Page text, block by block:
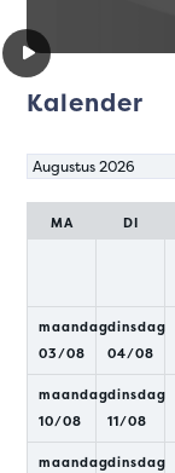
Kalender
Maand
MA DI
maandag
03/08
dinsdag
04/08
maandag
10/08
dinsdag
11/08
maandagdinsdag